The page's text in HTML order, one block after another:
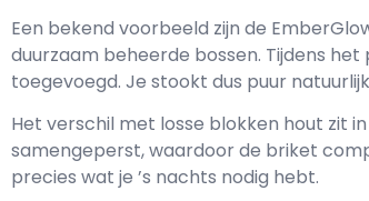
Een bekend voorbeeld zijn de
duurzaam beheerde bossen. Tijdens
toegevoegd. Je stookt dus puur
Het verschil met losse blokken hout zit
samengeperst, waardoor de briket
precies wat je ’s nachts nodig hebt.